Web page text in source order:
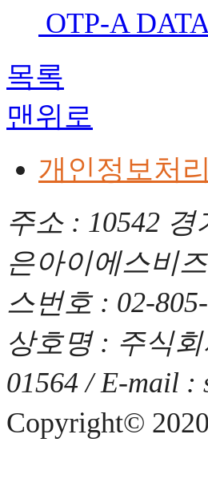
OTP-A
목록
맨위로
개인정보처
주소 : 10542
은아이에스비
스번호 : 02-
상호명 : 주식
01564 / E-mail :
Copyright©